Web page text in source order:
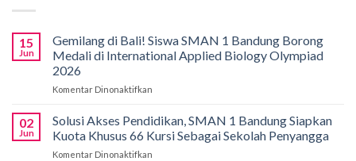
15
Jun
Gemilang di Bali! Siswa SMAN 1 Bandung Borong
Medali di International Applied Biology Olympiad
2026
Komentar Dinonaktifkan
di
Bali!
Siswa
02
Jun
Solusi Akses Pendidikan, SMAN 1 Bandung Siapkan
Kuota Khusus 66 Kursi Sebagai Sekolah Penyangga
Komentar Dinonaktifkan